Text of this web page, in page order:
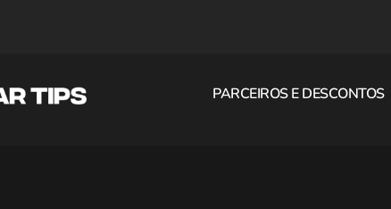
PARCEIROS E DESCONTOS